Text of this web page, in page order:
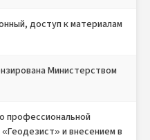
доступ к материалам
Министерством
профессиональной
и внесением в